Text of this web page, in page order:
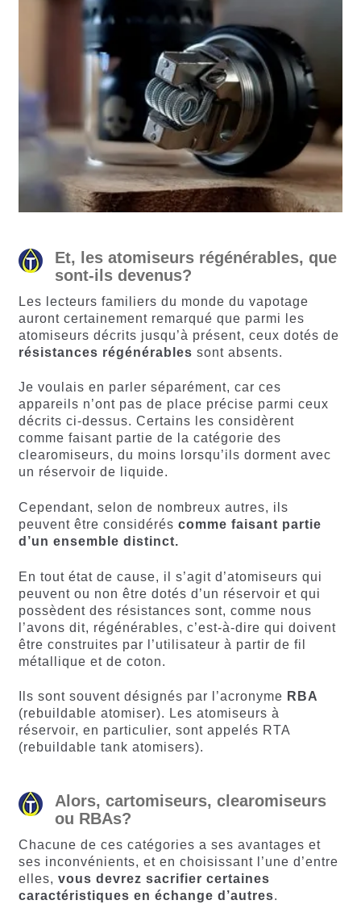
Et, les atomiseurs régénérables, que
sont-ils devenus?
Les lecteurs familiers du monde du vapotage
auront certainement remarqué que parmi les
atomiseurs décrits jusqu’à présent, ceux dotés de
résistances régénérables sont absents.
Je voulais en parler séparément, car ces
appareils n’ont pas de place précise parmi ceux
décrits ci-dessus. Certains les considèrent
comme faisant partie de la catégorie des
clearomiseurs, du moins lorsqu’ils dorment avec
un réservoir de liquide.
Cependant, selon de nombreux autres, ils
peuvent être considérés comme faisant partie
d’un ensemble distinct.
En tout état de cause, il s’agit d’atomiseurs qui
peuvent ou non être dotés d’un réservoir et qui
possèdent des résistances sont, comme nous
l’avons dit, régénérables, c’est-à-dire qui doivent
être construites par l’utilisateur à partir de fil
métallique et de coton.
Ils sont souvent désignés par l’acronyme RBA
(rebuildable atomiser). Les atomiseurs à
réservoir, en particulier, sont appelés RTA
(rebuildable tank atomisers).
Alors, cartomiseurs, clearomiseurs
ou RBAs?
Chacune de ces catégories a ses avantages et
ses inconvénients, et en choisissant l’une d’entre
elles, vous devrez sacrifier certaines
caractéristiques en échange d’autres.